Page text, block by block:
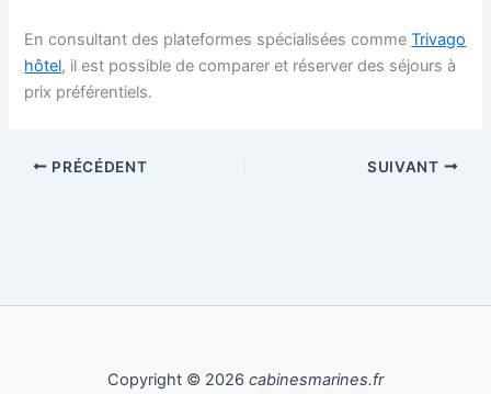
En consultant des plateformes spécialisées commeTrivago
hôtel, il est possible de comparer et réserver des séjours à
prix préférentiels.
PRÉCÉDENT SUIVANT
Copyright © 2026 cabinesmarines.fr